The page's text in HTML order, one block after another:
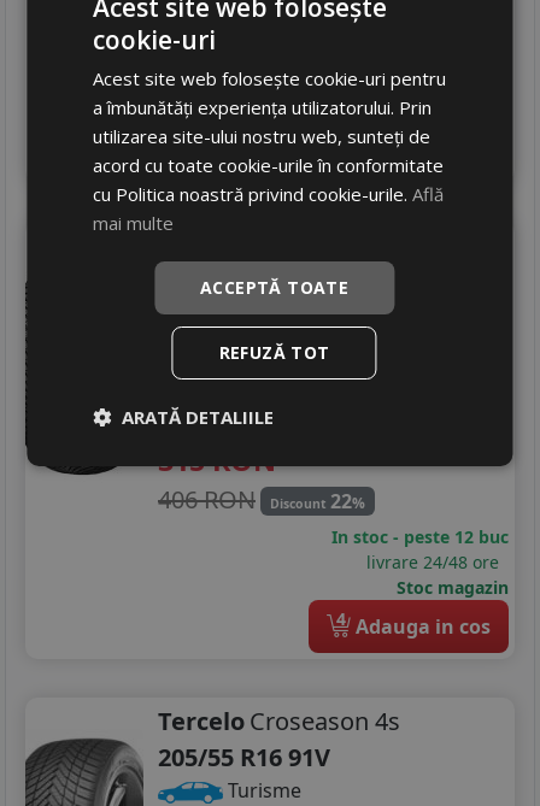
381 RON 35%
livrare 24/48 ore
Stoc magazin
4 Adauga in cos
205/55 R16 91H
Turisme
Consum D
Aderenta
Zgomot B
315RON
406 RON Discount 22%
In stoc - peste 12 buc
livrare 24/48 ore
Stoc magazin
4 Adauga in cos
TerceloCroseason 4s
205/55 R16 91V
Turisme
Acest site web folosește
cookie-uri
Acest site web folosește cookie-uri pentru
a îmbunătăți experiența utilizatorului. Prin
utilizarea site-ului nostru web, sunteți de
acord cu toate cookie-urile în conformitate
cu Politica noastră privind cookie-urile.Află
mai multe
ACCEPTĂ TOATE
REFUZĂ TOT
ARATĂ DETALIILE